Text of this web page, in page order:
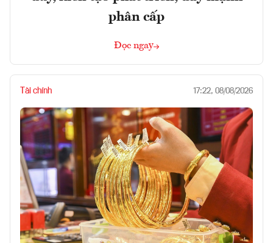
phân cấp
Đọc ngay
Tài chính 17:22, 08/08/2026